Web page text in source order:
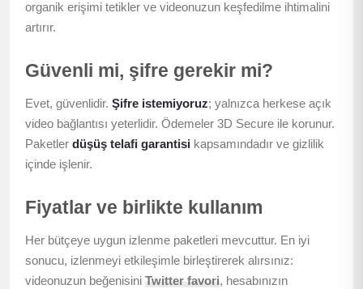
organik erişimi tetikler ve videonuzun keşfedilme ihtimalini
artırır.
Güvenli mi, şifre gerekir mi?
Evet, güvenlidir. Şifre istemiyoruz; yalnızca herkese açık
video bağlantısı yeterlidir. Ödemeler 3D Secure ile korunur.
Paketler düşüş telafi garantisi kapsamındadır ve gizlilik
içinde işlenir.
Fiyatlar ve birlikte kullanım
Her bütçeye uygun izlenme paketleri mevcuttur. En iyi
sonucu, izlenmeyi etkileşimle birleştirerek alırsınız:
videonuzun beğenisini Twitter favori, hesabınızın